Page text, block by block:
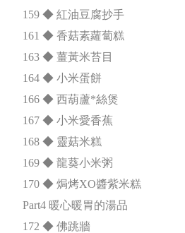
159 ◆ 紅油豆腐抄手
161 ◆ 香菇素蘿蔔糕
163 ◆ 薑黃米苔目
164 ◆ 小米蛋餅
166 ◆ 西葫蘆*絲煲
167 ◆ 小米愛香蕉
168 ◆ 靈菇米糕
169 ◆ 龍葵小米粥
170 ◆ 焗烤XO醬紫米糕
Part4 暖心暖胃的湯品
172 ◆ 佛跳牆